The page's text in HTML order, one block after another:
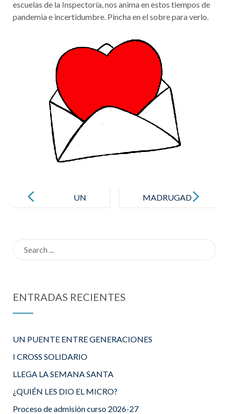
escuelas de la Inspectoría, nos anima en estos tiempos de
pandemia e incertidumbre. Pincha en el sobre para verlo.
navigation
UN
MADRUGAD
ENTRADAS RECIENTES
UN PUENTE ENTRE GENERACIONES
I CROSS SOLIDARIO
LLEGA LA SEMANA SANTA
¿QUIÉN LES DIO EL MICRO?
Proceso de admisión curso 2026-27